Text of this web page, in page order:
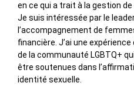
en ce qui a trait à la gestion
Je suis intéressée par le
l’accompagnement de
financière. J’ai une
de la communauté LGBTQ+
être soutenues dans
identité sexuelle.